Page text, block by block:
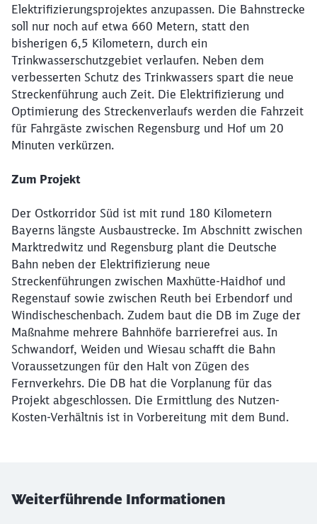
Elektrifizierungsprojektes anzupassen. Die Bahnstrecke
soll nur noch auf etwa 660 Metern, statt den
bisherigen 6,5 Kilometern, durch ein
Trinkwasserschutzgebiet verlaufen. Neben dem
verbesserten Schutz des Trinkwassers spart die neue
Streckenführung auch Zeit. Die Elektrifizierung und
Optimierung des Streckenverlaufs werden die Fahrzeit
für Fahrgäste zwischen Regensburg und Hof um 20
Minuten verkürzen.
Zum Projekt
Der Ostkorridor Süd ist mit rund 180 Kilometern
Bayerns längste Ausbaustrecke. Im Abschnitt zwischen
Marktredwitz und Regensburg plant die Deutsche
Bahn neben der Elektrifizierung neue
Streckenführungen zwischen Maxhütte-Haidhof und
Regenstauf sowie zwischen Reuth bei Erbendorf und
Windischeschenbach. Zudem baut die DB im Zuge der
Maßnahme mehrere Bahnhöfe barrierefrei aus. In
Schwandorf, Weiden und Wiesau schafft die Bahn
Voraussetzungen für den Halt von Zügen des
Fernverkehrs. Die DB hat die Vorplanung für das
Projekt abgeschlossen. Die Ermittlung des Nutzen-
Kosten-Verhältnis ist in Vorbereitung mit dem Bund.
Weiterführende Informationen
Möchten Sie zu
Abbrechen Weiter